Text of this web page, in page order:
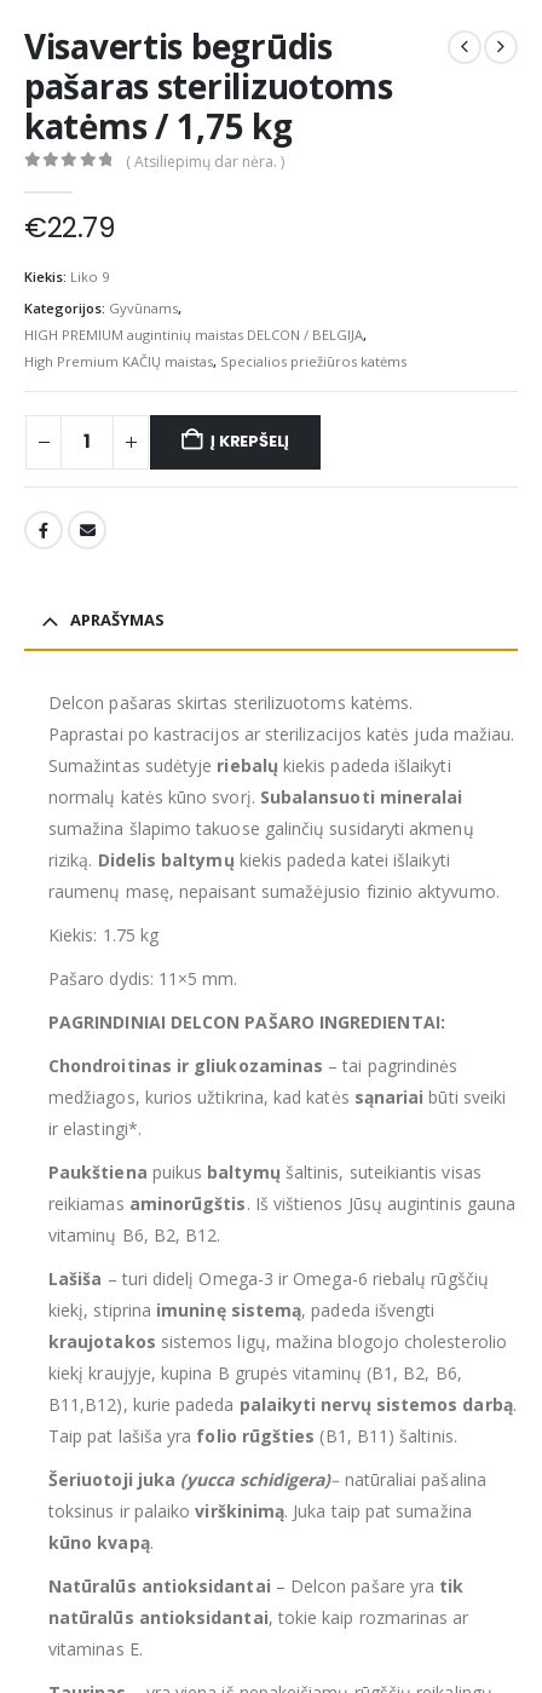
Visavertis begrūdis
pašaras sterilizuotoms
katėms / 1,75 kg
( Atsiliepimų dar nėra. )
€22.79
Kiekis: Liko 9
Kategorijos: Gyvūnams,
HIGH PREMIUM augintinių maistas DELCON / BELGIJA,
High Premium KAČIŲ maistas, Specialios priežiūros katėms
Į KREPŠELĮ
APRAŠYMAS
Delcon pašaras skirtas sterilizuotoms katėms.
Paprastai po kastracijos ar sterilizacijos katės juda mažiau.
Sumažintas sudėtyje riebalų kiekis padeda išlaikyti
normalų katės kūno svorį. Subalansuoti mineralai
sumažina šlapimo takuose galinčių susidaryti akmenų
riziką. Didelis baltymų kiekis padeda katei išlaikyti
raumenų masę, nepaisant sumažėjusio fizinio aktyvumo.
Kiekis: 1.75 kg
Pašaro dydis: 11×5 mm.
PAGRINDINIAI DELCON PAŠARO INGREDIENTAI:
Chondroitinas ir gliukozaminas – tai pagrindinės
medžiagos, kurios užtikrina, kad katės sąnariaibūti sveiki
ir elastingi*.
Paukštiena puikus baltymų šaltinis, suteikiantis visas
reikiamas aminorūgštis. Iš vištienos Jūsų augintinis gauna
vitaminų B6, B2, B12.
Lašiša – turi didelį Omega-3 ir Omega-6 riebalų rūgščių
kiekį, stiprina imuninę sistemą, padeda išvengti
kraujotakos sistemos ligų, mažina blogojo cholesterolio
kiekį kraujyje, kupina B grupės vitaminų (B1, B2, B6,
B11,B12), kurie padeda palaikyti nervų sistemos darbą.
Taip pat lašiša yra folio rūgšties (B1, B11) šaltinis.
Šeriuotoji juka (yucca schidigera)– natūraliai pašalina
toksinus ir palaikovirškinimą. Juka taip pat sumažina
kūno kvapą.
Natūralūs antioksidantai – Delcon pašare yra tik
natūralūs antioksidantai, tokie kaip rozmarinas ar
vitaminas E.